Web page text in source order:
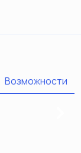
Возможности